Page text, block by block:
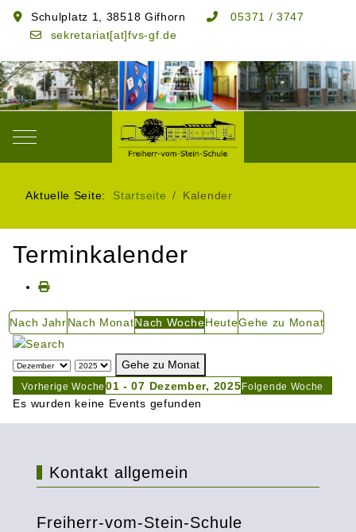
Schulplatz 1, 38518 Gifhorn
05371 / 3747
sekretariat[at]fvs-gf.de
Mobile Menu Toggle
Aktuelle Seite: Startseite Kalender
Terminkalender
Nach JahrNach MonatNach WocheHeuteGehe zu Monat
Gehe zu Monat
Vorherige Woche 01 - 07 Dezember, 2025 Folgende Woche
Es wurden keine Events gefunden
Kontakt allgemein
Freiherr-vom-Stein-Schule